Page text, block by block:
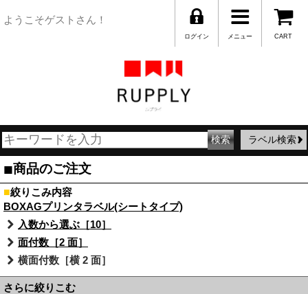
ようこそゲストさん！
CART
メニュー
ログイン
ラベル検索
■商品のご注文
■絞りこみ内容
BOXAGプリンタラベル(シートタイプ)
入数から選ぶ［10］
面付数［2 面］
横面付数［横 2 面］
さらに絞りこむ